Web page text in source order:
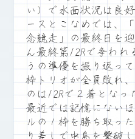
い）で水面状況は良
ースとこなめでは、
念競走」の最終日を
ん最終第12Rで争わ
うの準優を振り返っ
枠トリオが全員敗れ
のは12Rで２着となっ
最近では記憶にない
ルの１枠を勝ち取っ
り差しで中島を撃破